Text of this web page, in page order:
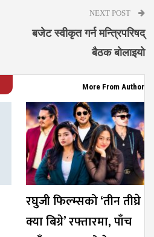
NEXT POST
बजेट स्वीकृत गर्न मन्त्रिपरिषद्
बैठक बोलाइयो
More From Author
रघुजी फिल्म्सको ‘तीन तीघ्रे
क्या बिग्रे’ रफ्तारमा, पाँच